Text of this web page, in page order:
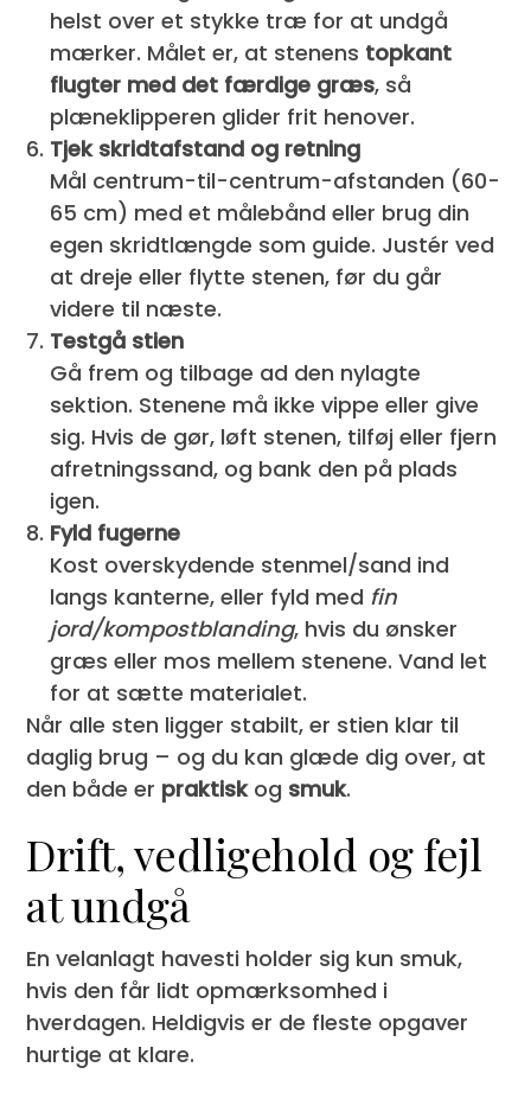
helst over et stykke træ for at undgå
mærker. Målet er, at stenens topkant
flugter med det færdige græs, så
plæneklipperen glider frit henover.
Tjek skridtafstand og retning
Mål centrum-til-centrum-afstanden (60-
65 cm) med et målebånd eller brug din
egen skridtlængde som guide. Justér ved
at dreje eller flytte stenen, før du går
videre til næste.
Testgå stien
Gå frem og tilbage ad den nylagte
sektion. Stenene må ikke vippe eller give
sig. Hvis de gør, løft stenen, tilføj eller fjern
afretningssand, og bank den på plads
igen.
Fyld fugerne
Kost overskydende stenmel/sand ind
langs kanterne, eller fyld med fin
jord/kompostblanding, hvis du ønsker
græs eller mos mellem stenene. Vand let
for at sætte materialet.
Når alle sten ligger stabilt, er stien klar til
daglig brug – og du kan glæde dig over, at
den både er praktiskog smuk.
Drift, vedligehold og fejl
at undgå
En velanlagt havesti holder sig kun smuk,
hvis den får lidt opmærksomhed i
hverdagen. Heldigvis er de fleste opgaver
hurtige at klare.